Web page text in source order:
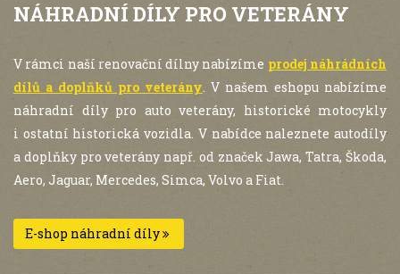
NÁHRADNÍ DÍLY PRO VETERÁNY
V rámci naší renovační dílny nabízíme prodej náhrádních
dílů a doplňků pro veterány. V našem eshopu nabízíme
náhradní díly pro auto veterány, historické motocykly
i ostatní historická vozidla. V nabídce naleznete autodíly
a doplňky pro veterány např. od značek Jawa, Tatra, Škoda,
Aero, Jaguar, Mercedes, Simca, Volvo a Fiat.
E-shop náhradní díly